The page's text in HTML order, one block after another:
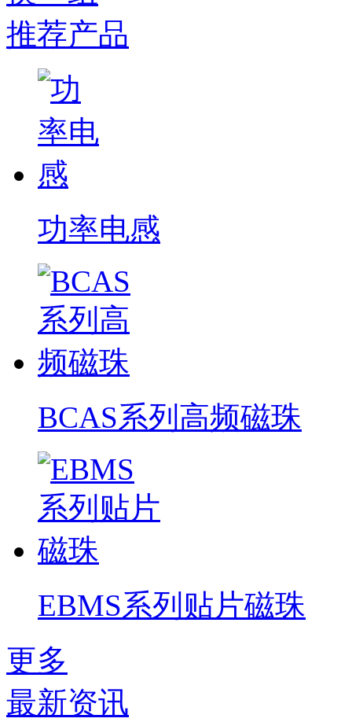
推荐产品
功率电感
BCAS系列高频磁珠
EBMS系列贴片磁珠
更多
最新资讯